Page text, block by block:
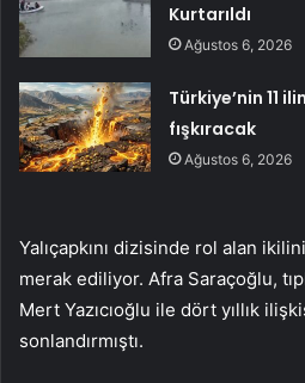
Kurtarıldı
Ağustos 6, 2026
Türkiye’nin 11
fışkıracak
Ağustos 6, 2026
Yalıçapkını dizisinde rol alan
merak ediliyor. Afra Saraçoğlu,
Mert Yazıcıoğlu ile dört yıllık
sonlandırmıştı.